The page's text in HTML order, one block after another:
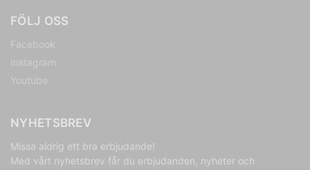
FÖLJ OSS
Facebook
Instagram
Youtube
NYHETSBREV
Missa aldrig ett bra erbjudande!
Med vårt nyhetsbrev får du erbjudanden, nyheter och